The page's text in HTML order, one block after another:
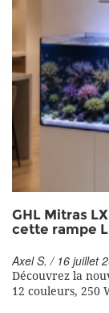
GHL Mitras
cette rampe
Axel S. / 16 juillet
Découvrez la
12 couleurs, 250